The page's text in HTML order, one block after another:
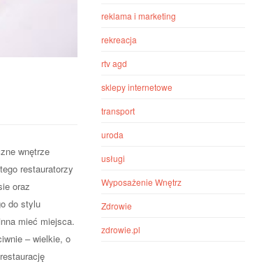
wnętrze
restauratorzy
oraz
do stylu
mieć miejsca.
– wielkie, o
reklama i marketing
rekreacja
rtv agd
sklepy internetowe
transport
uroda
usługi
Wyposażenie Wnętrz
Zdrowie
zdrowie.pl